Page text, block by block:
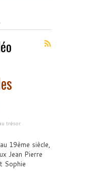
trésor
19ème siècle,
Jean Pierre
Sophie